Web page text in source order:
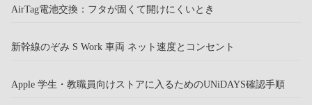
AirTag電池交換：フタが固くて開けにくいとき
新幹線のぞみ S Work 車両 ネット速度とコンセント
Apple 学生・教職員向けストアに入るためのUNiDAYS確認手順